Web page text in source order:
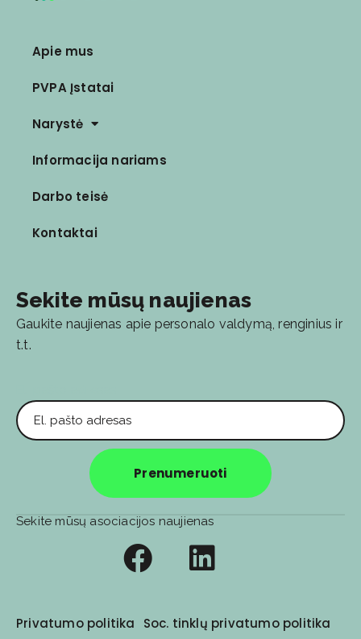
Apie mus
PVPA Įstatai
Narystė
Informacija nariams
Darbo teisė
Kontaktai
Sekite mūsų naujienas
Gaukite naujienas apie personalo valdymą, renginius ir
t.t.
Prenumeruoti
Privatumo politika Soc. tinklų privatumo politika
Sekite mūsų asociacijos naujienas